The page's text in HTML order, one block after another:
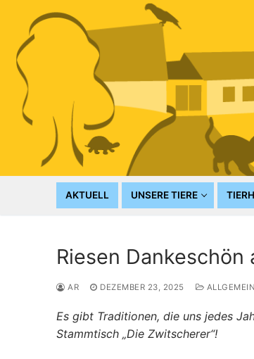
springen
AKTUELL UNSERE TIERE
Riesen Dankeschön
AR DEZEMBER 23, 2025 ALLGEMEIN
Es gibt Traditionen, die uns jedes
Stammtisch „Die Zwitscherer“!